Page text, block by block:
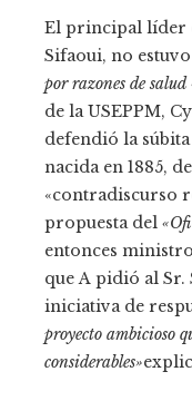
El principal líder
Sifaoui, no
por razones de salud
de la USEPPM,
defendió la
nacida en 1885,
«contradiscurso
propuesta del
entonces
que A pidió al Sr.
iniciativa de
proyecto ambicioso
considerables»